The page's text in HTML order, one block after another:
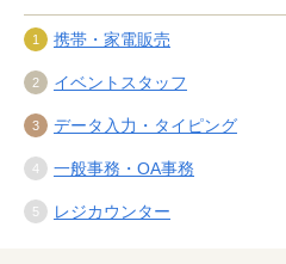
携帯・家電販売
イベントスタッフ
データ入力・タイピング
一般事務・OA事務
レジカウンター